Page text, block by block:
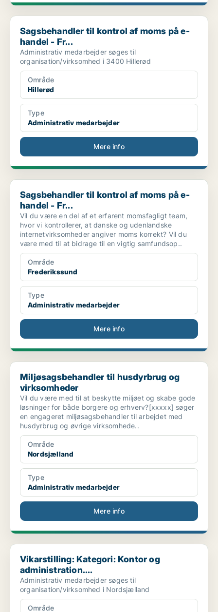
Sagsbehandler til kontrol af moms på e-handel - Fr...
Sagsbehandler til kontrol af moms på e-
handel - Fr...
Administrativ medarbejder søges til
organisation/virksomhed i 3400 Hillerød
Område
Hillerød
Type
Administrativ medarbejder
Mere info
Sagsbehandler til kontrol af moms på e-handel - Fr...
Sagsbehandler til kontrol af moms på e-
handel - Fr...
Vil du være en del af et erfarent momsfagligt team,
hvor vi kontrollerer, at danske og udenlandske
internetvirksomheder angiver moms korrekt? Vil du
være med til at bidrage til en vigtig samfundsop..
Område
Frederikssund
Type
Administrativ medarbejder
Mere info
Miljøsagsbehandler til husdyrbrug og virksomheder
Miljøsagsbehandler til husdyrbrug og
virksomheder
Vil du være med til at beskytte miljøet og skabe gode
løsninger for både borgere og erhverv?[xxxxx] søger
en engageret miljøsagsbehandler til arbejdet med
husdyrbrug og øvrige virksomhede..
Område
Nordsjælland
Type
Administrativ medarbejder
Mere info
Vikarstilling: Kategori: Kontor og administration....
Vikarstilling: Kategori: Kontor og
administration....
Administrativ medarbejder søges til
organisation/virksomhed i Nordsjælland
Område